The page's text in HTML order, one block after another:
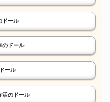
ドール
のドール
ール
活のドール